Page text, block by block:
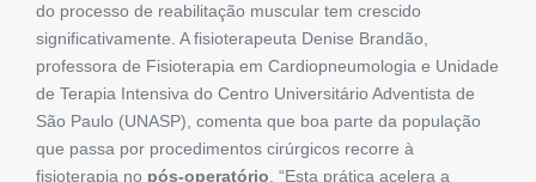
do processo de reabilitação muscular tem crescido
significativamente. A fisioterapeuta Denise Brandão,
professora de Fisioterapia em Cardiopneumologia e Unidade
de Terapia Intensiva do Centro Universitário Adventista de
São Paulo (UNASP), comenta que boa parte da população
que passa por procedimentos cirúrgicos recorre à
fisioterapia no pós-operatório. “Esta prática acelera a